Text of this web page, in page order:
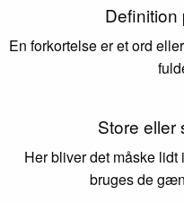
Definition
En forkortelse er et ord
Store eller
Her bliver det måske
bruges de